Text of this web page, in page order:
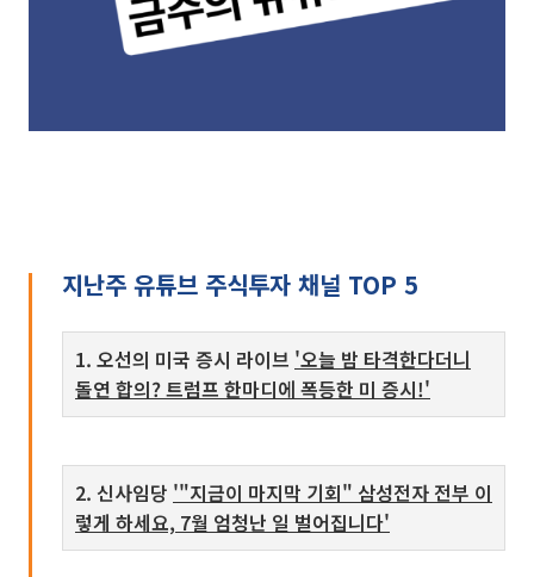
지난주 유튜브 주식투자 채널 TOP 5
1. 오선의 미국 증시 라이브 '오늘 밤 타격한다더니
돌연 합의? 트럼프 한마디에 폭등한 미 증시!'
2. 신사임당 '"지금이 마지막 기회" 삼성전자 전부 이
렇게 하세요, 7월 엄청난 일 벌어집니다'